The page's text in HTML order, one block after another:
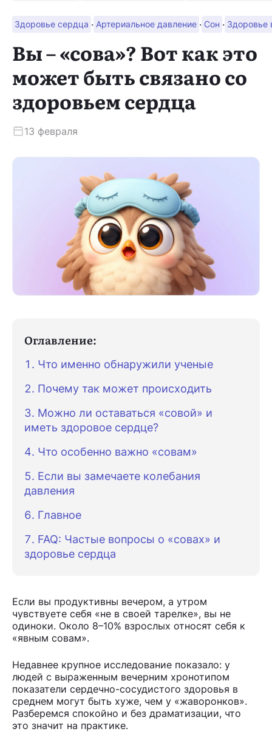
Здоровье сердца · Артериальное давление · Сон · Здоровье
Вы – «сова»? Вот как это
может быть связано со
здоровьем сердца
13 февраля
Если вы продуктивны вечером, а утром
чувствуете себя «не в своей тарелке», вы не
одиноки. Около 8–10% взрослых относят себя к
«явным совам».
Недавнее крупное исследование показало: у
людей с выраженным вечерним хронотипом
показатели сердечно-сосудистого здоровья в
среднем могут быть хуже, чем у «жаворонков».
Разберемся спокойно и без драматизации, что
это значит на практике.
Оглавление:
Что именно обнаружили ученые
Почему так может происходить
Можно ли оставаться «совой» и
иметь здоровое сердце?
Что особенно важно «совам»
Если вы замечаете колебания
давления
Главное
FAQ: Частые вопросы о «совах» и
здоровье сердца